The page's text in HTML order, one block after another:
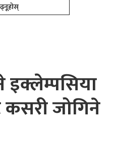
इक्लेम्पसिया
जोगिने